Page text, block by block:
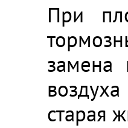
При
замена
старая